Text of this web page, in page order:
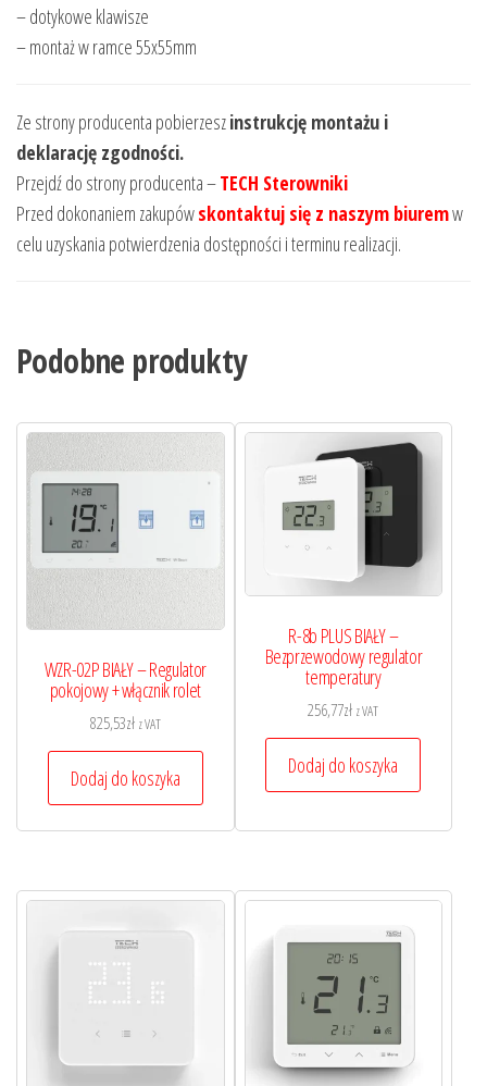
– dotykowe klawisze
– montaż w ramce 55x55mm
Ze strony producenta pobierzeszinstrukcję montażu i
deklarację zgodności.
Przejdź do strony producenta –TECH Sterowniki
Przed dokonaniem zakupówskontaktuj się z naszym biuremw
celu uzyskania potwierdzenia dostępności i terminu realizacji.
Podobne produkty
WZR-02P BIAŁY – Regulator
pokojowy + włącznik rolet
825,53zł z VAT
Dodaj do koszyka
R-8b PLUS BIAŁY –
Bezprzewodowy regulator
temperatury
256,77zł z VAT
Dodaj do koszyka